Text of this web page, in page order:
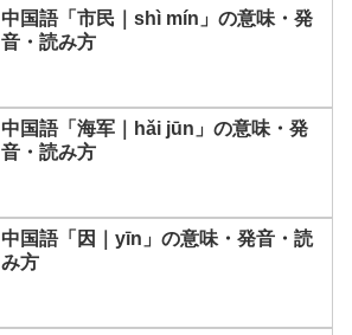
中国語「市民｜shì mín」の意味・発
音・読み方
中国語「海军｜hǎi jūn」の意味・発
音・読み方
中国語「因｜yīn」の意味・発音・読
み方